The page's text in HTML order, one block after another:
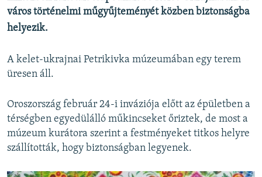
Valamennyi RFE/RL weboldal
város történelmi műgyűjteményét közben biztonságba
helyezik.
A kelet-ukrajnai Petrikivka múzeumában egy terem
üresen áll.
Oroszország február 24-i inváziója előtt az épületben a
térségben egyedülálló műkincseket őriztek, de most a
múzeum kurátora szerint a festményeket titkos helyre
szállították, hogy biztonságban legyenek.